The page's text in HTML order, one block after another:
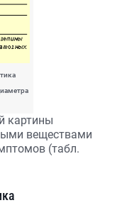
картины
веществами
(табл.